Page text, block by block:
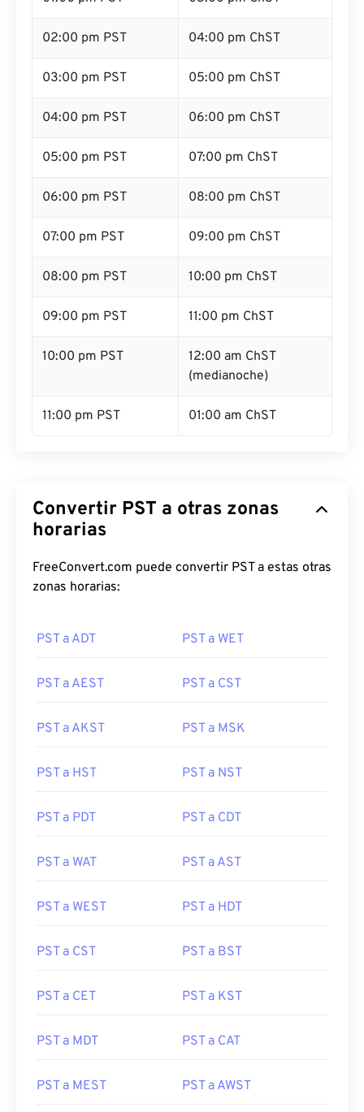
02:00 pm PST 04:00 pm ChST
03:00 pm PST 05:00 pm ChST
04:00 pm PST 06:00 pm ChST
05:00 pm PST 07:00 pm ChST
06:00 pm PST 08:00 pm ChST
07:00 pm PST 09:00 pm ChST
08:00 pm PST 10:00 pm ChST
09:00 pm PST 11:00 pm ChST
10:00 pm PST
12:00 am ChST
(medianoche)
11:00 pm PST 01:00 am ChST
Convertir PST a otras zonas
horarias
FreeConvert.com puede convertir PST a estas otras
zonas horarias:
PST a ADT PST a WET
PST a AEST PST a CST
PST a AKST PST a MSK
PST a HST PST a NST
PST a PDT PST a CDT
PST a WAT PST a AST
PST a WEST PST a HDT
PST a CST PST a BST
PST a CET PST a KST
PST a MDT PST a CAT
PST a MEST PST a AWST